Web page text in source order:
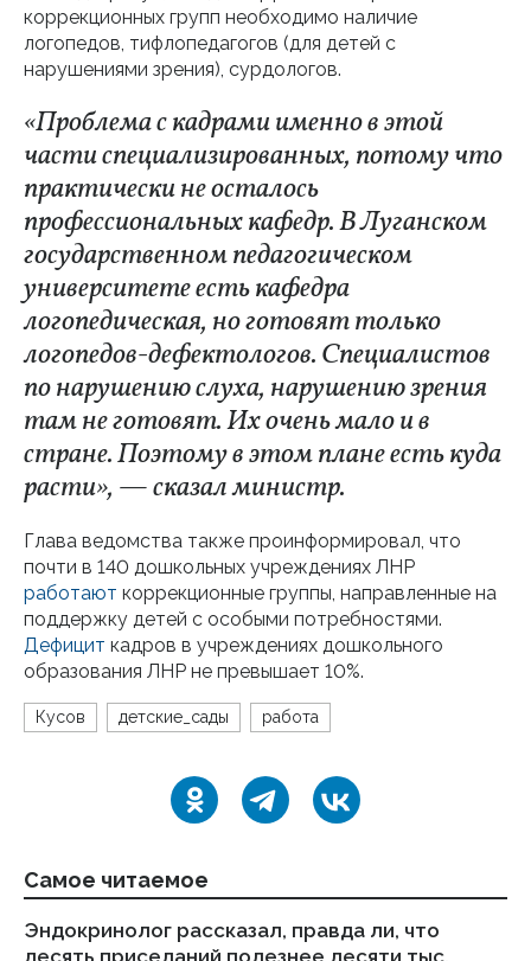
коррекционных групп необходимо наличие
логопедов, тифлопедагогов (для детей с
нарушениями зрения), сурдологов.
«Проблема с кадрами именно в этой
части специализированных, потому что
практически не осталось
профессиональных кафедр. В Луганском
государственном педагогическом
университете есть кафедра
логопедическая, но готовят только
логопедов-дефектологов. Специалистов
по нарушению слуха, нарушению зрения
там не готовят. Их очень мало и в
стране. Поэтому в этом плане есть куда
расти», — сказал министр.
Глава ведомства также проинформировал, что
почти в 140 дошкольных учреждениях ЛНР
работают коррекционные группы, направленные на
поддержку детей с особыми потребностями.
Дефицит кадров в учреждениях дошкольного
образования ЛНР не превышает 10%.
Кусов детские_сады работа
Самое читаемое
Эндокринолог рассказал, правда ли, что
десять приседаний полезнее десяти тыс.